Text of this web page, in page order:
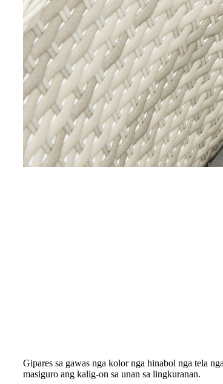
Gipares sa gawas nga kolor nga hinabol nga tela
masiguro ang kalig-on sa unan sa lingkuranan.